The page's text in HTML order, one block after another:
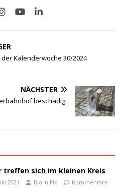
Kalenderwoche 30/2024
NÄCHSTER
beschädigt
treffen sich im kleinen Kreis
2021 Björn Fix
Kommentare